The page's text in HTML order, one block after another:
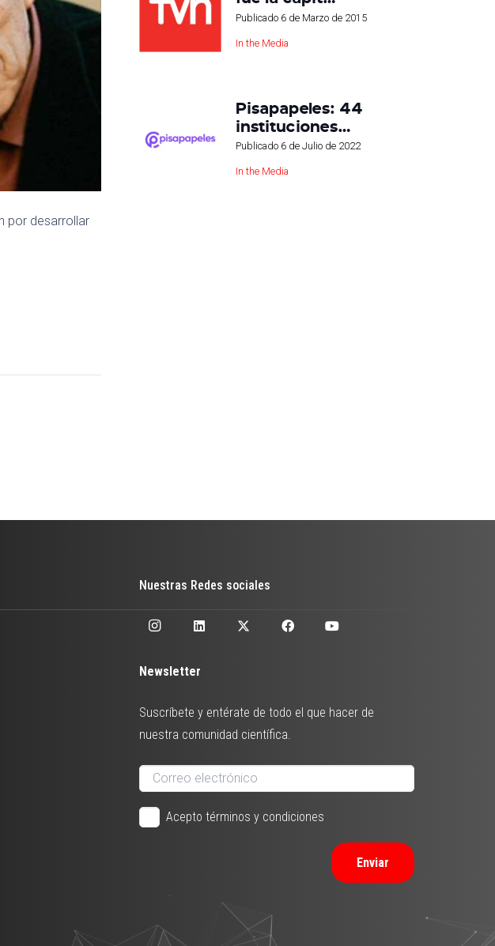
por desarrollar
Publicado 6 de Marzo de 2015
In the Media
Pisapapeles: 44
instituciones…
Publicado 6 de Julio de 2022
In the Media
Nuestras Redes sociales
Newsletter
Suscríbete y entérate de todo el que hacer de
nuestra comunidad científica.
Acepto términos y condiciones
Enviar